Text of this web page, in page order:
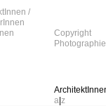
/
Copyright
Photographie
a z